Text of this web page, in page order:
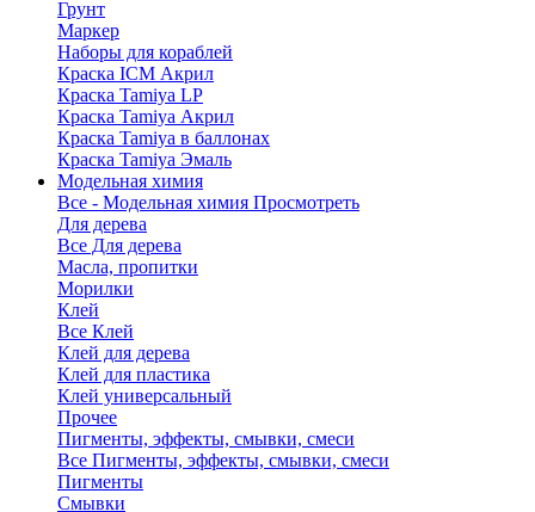
Грунт
Маркер
Наборы для кораблей
Краска ICM Акрил
Краска Tamiya LP
Краска Tamiya Акрил
Краска Tamiya в баллонах
Краска Tamiya Эмаль
Модельная химия
Все - Модельная химия Просмотреть
Для дерева
Все Для дерева
Масла, пропитки
Морилки
Клей
Все Клей
Клей для дерева
Клей для пластика
Клей универсальный
Прочее
Пигменты, эффекты, смывки, смеси
Все Пигменты, эффекты, смывки, смеси
Пигменты
Смывки